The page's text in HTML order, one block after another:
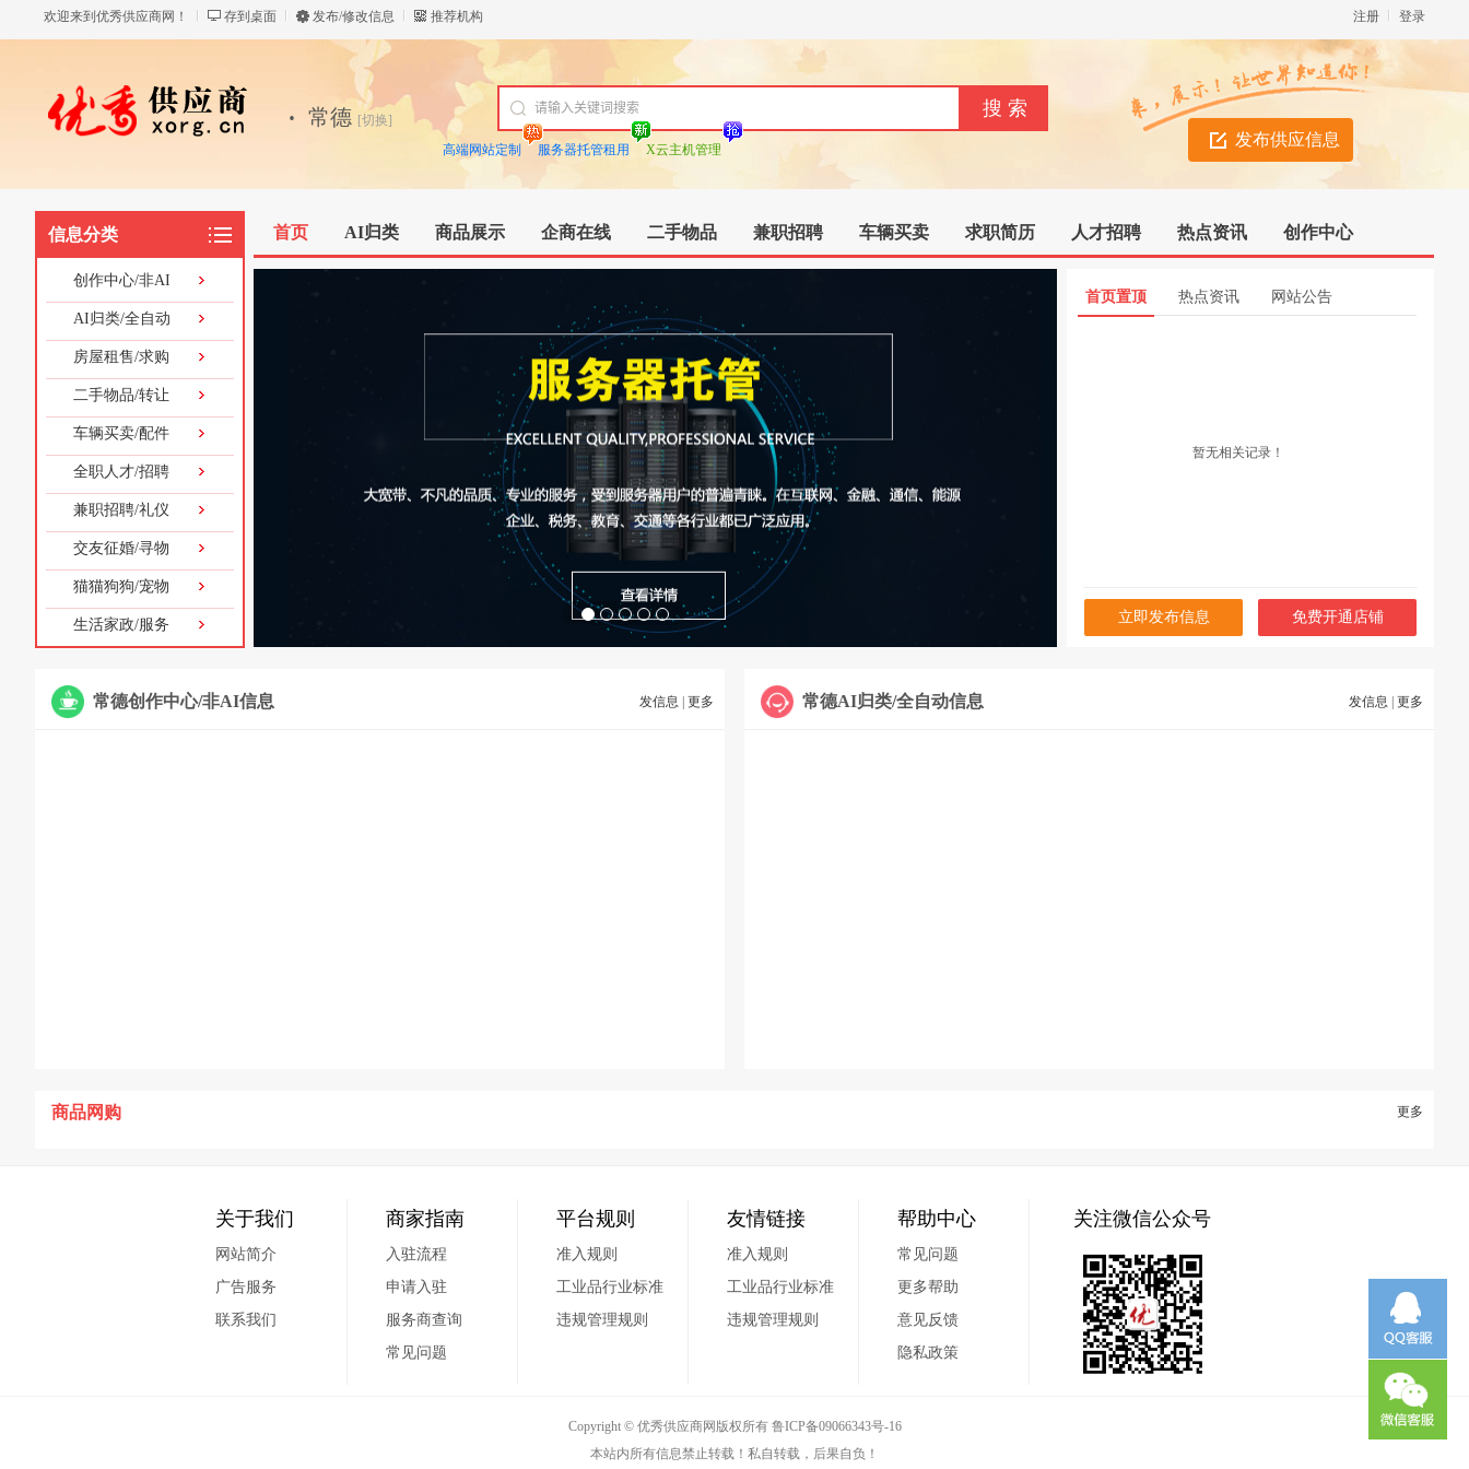
欢迎来到优秀供应商网！ 存到桌面 发布/修改信息 推荐机构 登录
注册
发布供应信息
· 常德 [切换]
高端网站定制
服务器托管租用 X云主机管理
信息分类
创作中心/非AI
AI归类/全自动
房屋租售/求购
二手物品/转让
车辆买卖/配件
全职人才/招聘
兼职招聘/礼仪
交友征婚/寻物
猫猫狗狗/宠物
生活家政/服务
首页 AI归类 商品展示 企商在线 二手物品 兼职招聘 车辆买卖 求职简历 人才招聘 热点资讯 创作中心
首页置顶 热点资讯 网站公告
暂无相关记录！
立即发布信息 免费开通店铺
常德创作中心/非AI信息 发信息 更多 常德AI归类/全自动信息 发信息 更多
商品网购 更多
关于我们
网站简介
广告服务
联系我们
商家指南
入驻流程
申请入驻
服务商查询
常见问题
平台规则
准入规则
工业品行业标准
违规管理规则
友情链接
准入规则
工业品行业标准
违规管理规则
帮助中心
常见问题
更多帮助
意见反馈
隐私政策
关注微信公众号
Copyright © 优秀供应商网版权所有 鲁ICP备09066343号-16
本站内所有信息禁止转载！私自转载，后果自负！